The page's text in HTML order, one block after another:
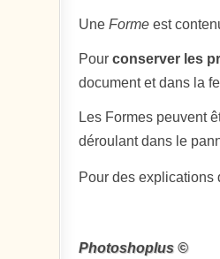
UneForme est
Pourconserver les
document et dans la
Les Formes peuvent
déroulant dans le
Pour des
Photoshoplus ©